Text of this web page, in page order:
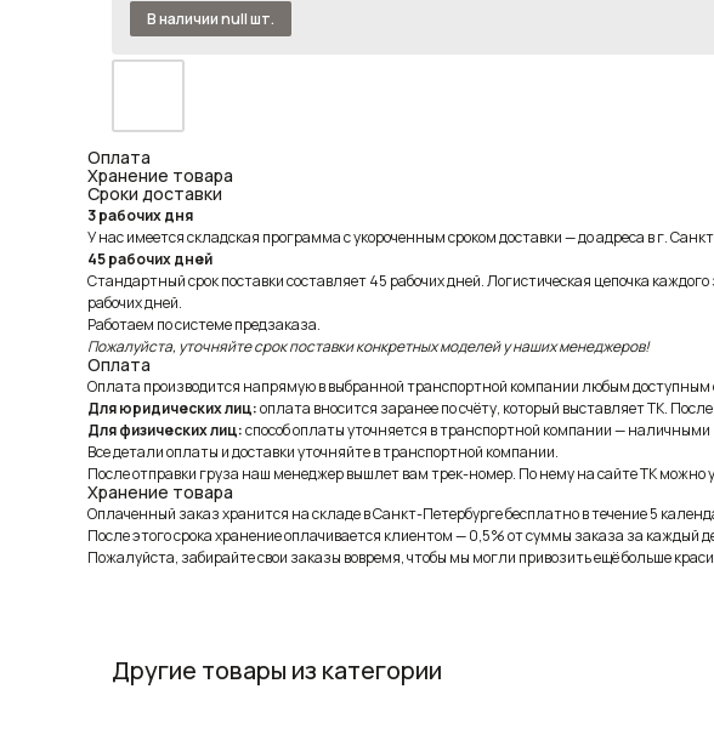
Оплата
Хранение товара
Сроки доставки
3 рабочих дня
У нас имеется складская программа с укороченным сроком доставки — до адреса в г.
45 рабочих дней
Стандартный срок поставки составляет 45 рабочих дней. Логистическая цепочка
рабочих дней.
Работаем по системе предзаказа.
Пожалуйста, уточняйте срок поставки конкретных моделей у наших менеджеров!
Оплата
Оплата производится напрямую в выбранной транспортной компании любым доступным
Для юридических лиц:оплата вносится заранее по счёту, который выставляет ТК.
Для физических лиц:способ оплаты уточняется в транспортной компании — наличными
Все детали оплаты и доставки уточняйте в транспортной компании.
После отправки груза наш менеджер вышлет вам трек-номер. По нему на сайте ТК можно
Хранение товара
Оплаченный заказ хранится на складе в Санкт-Петербурге бесплатно в течение 5
После этого срока хранение оплачивается клиентом — 0,5% от суммы заказа за каждый
Пожалуйста, забирайте свои заказы вовремя, чтобы мы могли привозить ещё больше
Другие товары из категории